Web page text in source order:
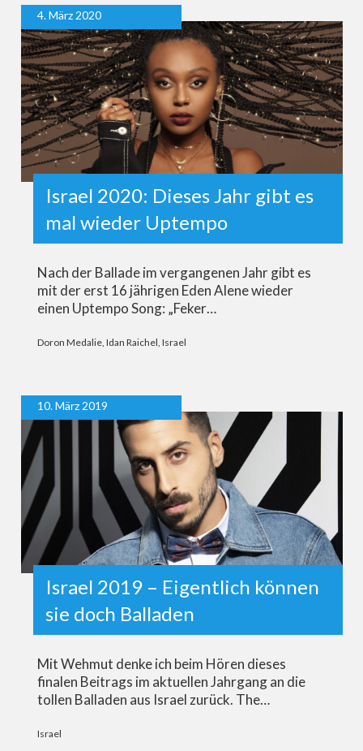
4. März 2020
Israel 2020: Dieses Jahr gibt es
mal wieder Uptempo
Nach der Ballade im vergangenen Jahr gibt es
mit der erst 16 jährigen Eden Alene wieder
einen Uptempo Song: „Feker…
Doron Medalie, Idan Raichel, Israel
10. März 2019
Israel 2019 – Eigentlich können
sie doch Balladen
Mit Wehmut denke ich beim Hören dieses
finalen Beitrags im aktuellen Jahrgang an die
tollen Balladen aus Israel zurück. The…
Israel